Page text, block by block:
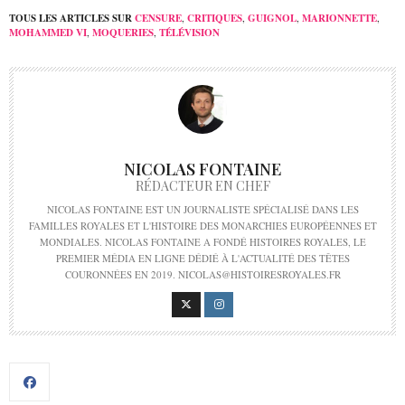
TOUS LES ARTICLES SURCENSURE, CRITIQUES, GUIGNOL, MARIONNETTE,
MOHAMMED VI, MOQUERIES, TÉLÉVISION
NICOLAS FONTAINE
RÉDACTEUR EN CHEF
NICOLAS FONTAINE EST UN JOURNALISTE SPÉCIALISÉ DANS LES
FAMILLES ROYALES ET L'HISTOIRE DES MONARCHIES EUROPÉENNES ET
MONDIALES. NICOLAS FONTAINE A FONDÉ HISTOIRES ROYALES, LE
PREMIER MÉDIA EN LIGNE DÉDIÉ À L'ACTUALITÉ DES TÊTES
COURONNÉES EN 2019. NICOLAS@HISTOIRESROYALES.FR